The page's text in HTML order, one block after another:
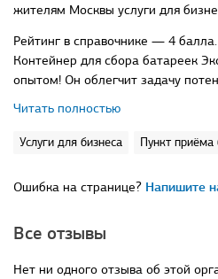
жителям Москвы услуги для
Рейтинг в справочнике — 4
Контейнер для сбора батареек
опытом! Он облегчит задачу
Читать полностью
Услуги для бизнеса Пункт приёма
Ошибка на странице? Напишите
Все отзывы
Нет ни одного отзыва об этой